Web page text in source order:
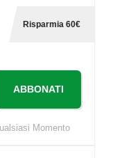
Risparmia 60€
ABBONATI
Momento